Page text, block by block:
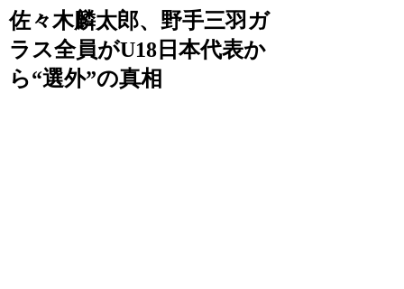
佐々木麟太郎、野手三羽ガ
ラス全員がU18日本代表か
ら“選外”の真相